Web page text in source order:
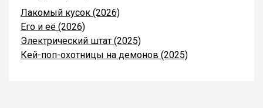
Лакомый кусок (2026)
Его и её (2026)
Электрический штат (2025)
Кей-поп-охотницы на демонов (2025)